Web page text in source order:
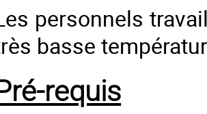
personnels
basse
requis